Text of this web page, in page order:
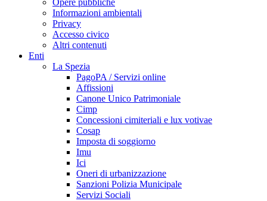
Informazioni ambientali
Privacy
Accesso civico
Altri contenuti
Enti
La Spezia
PagoPA / Servizi online
Affissioni
Canone Unico Patrimoniale
Cimp
Concessioni cimiteriali e lux votivae
Cosap
Imposta di soggiorno
Imu
Ici
Oneri di urbanizzazione
Sanzioni Polizia Municipale
Servizi Sociali